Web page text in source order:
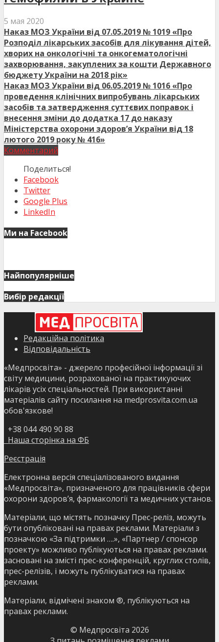
5 мая 2020
Наказ МОЗ України від 07.05.2019 № 1019 «Про
Розподіл лікарських засобів для лікування дітей,
хворих на онкологічні та онкогематологічні
захворювання, закуплених за кошти Державного
бюджету України на 2018 рік»
Наказ МОЗ України від 06.05.2019 № 1016 «Про
проведення клінічних випробувань лікарських
засобів та затвердження суттєвих поправок і
внесення зміни до додатка 17 до наказу
Міністерства охорони здоров’я України від 18
лютого 2019 року № 416»
Комментарий
Поделиться!
Facebook
Twitter
Google Plus
LinkedIn
Ми на Facebook
Найпопулярніше
Вибір редакції
Редакційна політика
Відповідальність
«Медпросвіта» - джерело професійної інформації зі
світу медицини, розрахованої на практикуючих
лікарів усіх спеціальностей. При використанні
матеріалів сайту посилання на medprosvita.com.ua
обов'язкове!
+38 044 490 90 88
Наша сторінка на ФБ
Реєстрація
Електронна версія спеціалізованого видання
«Медпросвіта», призначеного для працівників сфери
охорони здоров’я, фармакології та медичних установ.
Матеріали, що містять позначку Прес-реліз, можуть
бути опубліковані на правах реклами. Матеріали з
позначкою «За підтримки ….», «Партнер / спонсор
проекту» можливо публікуються на правах реклами.
засновані на змісті прес-конференцій, круглих столів,
прес-релізів, і можуть публікуватися на правах
реклами.
Матеріали, відмічені знаком ®, публікуються на
правах реклами.
© Медпросвіта 2026